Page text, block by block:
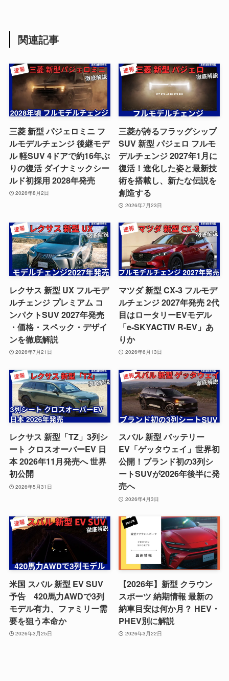
関連記事
三菱 新型 パジェロミニ フ
ルモデルチェンジ 後継モデ
ル 軽SUV 4ドアで約16年ぶ
りの復活 ダイナミックシー
ルド初採用 2028年発売
2026年8月2日
三菱が誇るフラッグシップ
SUV 新型 パジェロ フルモ
デルチェンジ 2027年1月に
復活！進化した姿と最新技
術を搭載し、新たな伝説を
創造する
2026年7月23日
レクサス 新型 UX フルモデ
ルチェンジ プレミアム コ
ンパクトSUV 2027年発売
・価格・スペック・デザイ
ンを徹底解説
2026年7月21日
マツダ 新型 CX-3 フルモデ
ルチェンジ 2027年発売 2代
目はロータリーEVモデル
「e-SKYACTIV R-EV」あ
りか
2026年6月13日
レクサス 新型「TZ」3列シ
ート クロスオーバーEV 日
本 2026年11月発売へ 世界
初公開
2026年5月31日
スバル 新型 バッテリー
EV「ゲッタウェイ」世界初
公開！ブランド初の3列シ
ートSUVが2026年後半に発
売へ
2026年4月3日
米国 スバル 新型 EV SUV
予告 420馬力AWDで3列
モデル有力、ファミリー需
要を狙う本命か
2026年3月25日
【2026年】新型 クラウン
スポーツ 納期情報 最新の
納車目安は何か月？ HEV・
PHEV別に解説
2026年3月22日